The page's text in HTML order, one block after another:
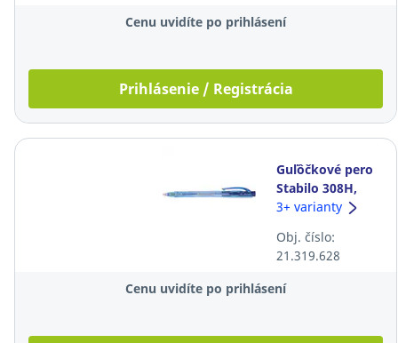
Cenu uvidíte po prihlásení
Prihlásenie / Registrácia
Guľôčkové pero
Stabilo 308H,
klikacie, 0,38
3+ varianty
Obj. číslo:
21.319.628
Cenu uvidíte po prihlásení